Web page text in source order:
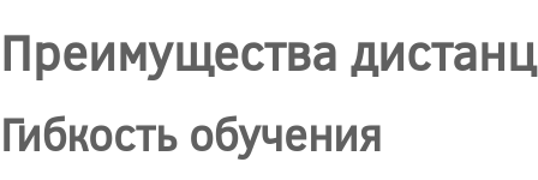
Преимущества
Гибкость обучения